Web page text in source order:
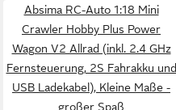
Absima RC-Auto 1:18 Mini
Crawler Hobby Plus Power
Wagon V2 Allrad (inkl. 2.4 GHz
Fernsteuerung, 2S Fahrakku und
USB Ladekabel), Kleine Maße -
großer Spaß